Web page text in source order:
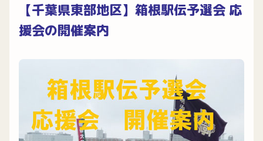
【千葉県東部地区】箱根駅伝予選会 応
援会の開催案内